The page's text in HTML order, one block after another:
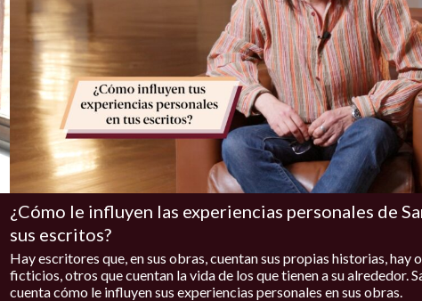
¿Cómo le influyen las experiencias personales de
sus escritos?
Hay escritores que, en sus obras, cuentan sus propias historias, hay
ficticios, otros que cuentan la vida de los que tienen a su alrededor.
cuenta cómo le influyen sus experiencias personales en sus obras.